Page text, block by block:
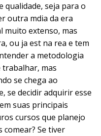
qualidade, seja para o
outra mdia da era
muito extenso, mas
ou ja est na rea e tem
a metodologia
trabalhar, mas
se chega ao
se decidir adquirir esse
suas principais
cursos que planejo
Se tiver